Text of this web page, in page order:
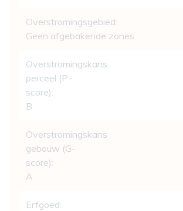
Overstromingsgebied:
Geen afgebakende zones
Overstromingskans
perceel (P-
score):
B
Overstromingskans
gebouw (G-
score):
A
Erfgoed: